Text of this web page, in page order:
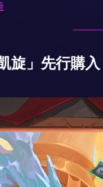
旋」先行購入